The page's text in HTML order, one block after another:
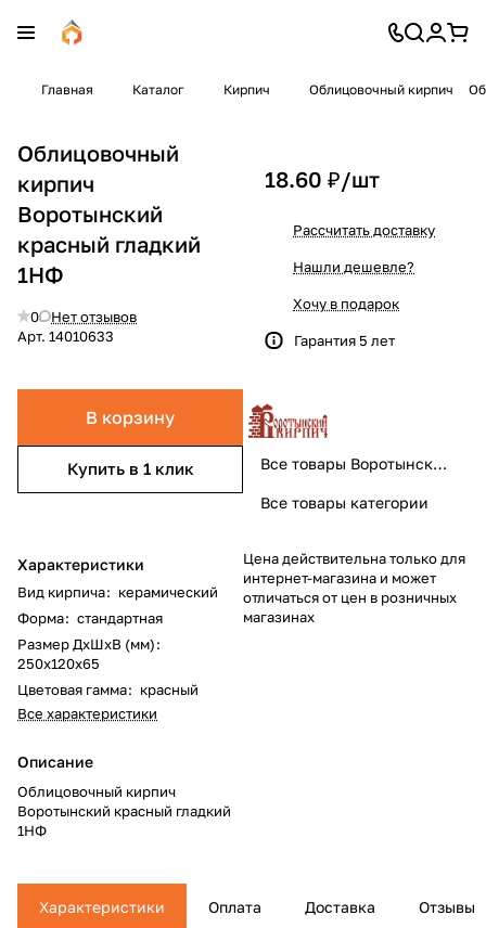
Главная Каталог Кирпич Облицовочный кирпич
Облицовочный
кирпич
Воротынский
красный гладкий
1НФ
0
Нет отзывов
Арт. 14010633
В корзину
Купить в 1 клик
Характеристики
Вид кирпича: керамический
Форма: стандартная
Размер ДхШхВ (мм):
250х120х65
Цветовая гамма: красный
Все характеристики
Описание
Облицовочный кирпич
Воротынский красный гладкий
1НФ
18.60 ₽/шт
Рассчитать доставку
Нашли дешевле?
Хочу в подарок
Гарантия 5 лет
Все товары Воротынский
Все товары категории
Цена действительна только для
интернет-магазина и может
отличаться от цен в розничных
магазинах
Характеристики Оплата Доставка Отзывы